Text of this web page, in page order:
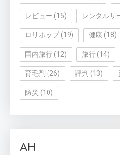
レビュー (15) レンタルサ
ロリポップ(19) 健康 (18)
国内旅行 (12) 旅行 (14)
育毛剤 (26) 評判 (13)
防災 (10)
AH